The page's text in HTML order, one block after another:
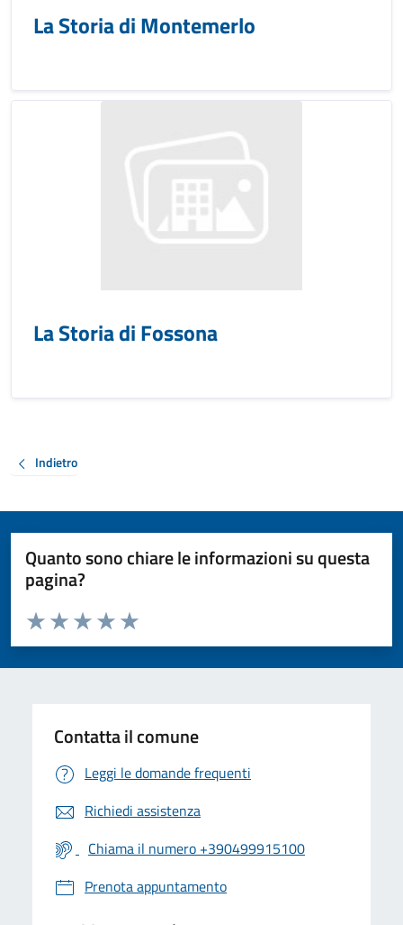
La Storia di Montemerlo
La Storia di Fossona
Indietro
Quanto sono chiare le informazioni su questa
pagina?
Valuta da 1 a 5 stelle la pagina
Valuta 5 stelle su 5
Valuta 4 stelle su 5
Valuta 3 stelle su 5
Valuta 2 stelle su 5
Valuta 1 stelle su 5
Contatta il comune
Leggi le domande frequenti
Richiedi assistenza
Chiama il numero +390499915100
Prenota appuntamento